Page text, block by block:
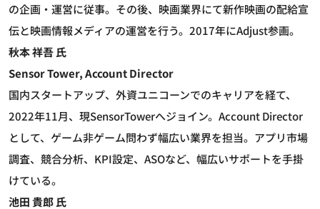
の企画・運営に従事。その後、映画業界にて新作映画の配給宣
伝と映画情報メディアの運営を行う。2017年にAdjust参画。
秋本 祥吾 氏
Sensor Tower, Account Director
国内スタートアップ、外資ユニコーンでのキャリアを経て、
2022年11月、現SensorTowerへジョイン。Account Director
として、ゲーム非ゲーム問わず幅広い業界を担当。アプリ市場
調査、競合分析、KPI設定、ASOなど、幅広いサポートを手掛
けている。
池田 貴郎 氏